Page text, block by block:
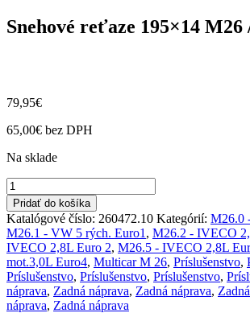
Snehové reťaze 195×14 M26
79,95€
65,00€ bez DPH
Na sklade
množstvo
Snehové
reťaze
195x14
M26
/1pár/
Pridať do košíka
Katalógové číslo: 260472.10 Kategórií: M26.0
M26.1 - VW 5 rých. Euro1 , M26.2 - IVECO
IVECO 2,8L Euro 2, M26.5 - IVECO 2,8L
mot.3,0L Euro4, Multicar M 26, Príslušenstvo,
Príslušenstvo, Príslušenstvo, Príslušenstvo,
náprava, Zadná náprava, Zadná náprava,
náprava, Zadná náprava